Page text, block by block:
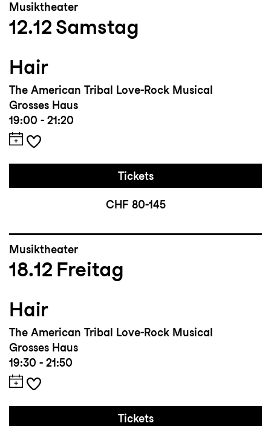
Musiktheater
12.12 Samstag
Hair
The American Tribal Love-Rock Musical
Grosses Haus
19:00 - 21:20
Tickets
CHF 80-145
Musiktheater
18.12 Freitag
Hair
The American Tribal Love-Rock Musical
Grosses Haus
19:30 - 21:50
Tickets